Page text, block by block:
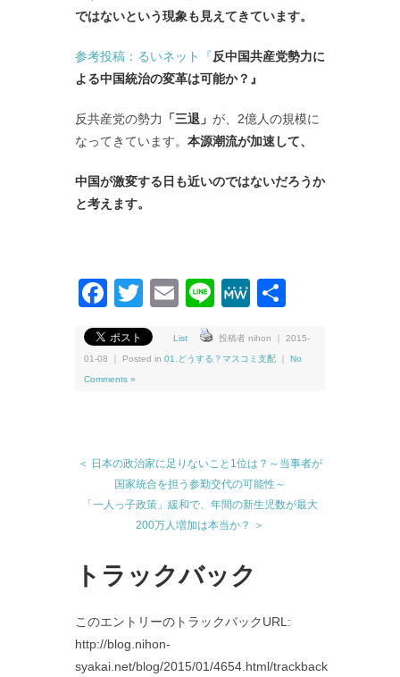
ではないという現象も見えてきています。
参考投稿：るいネット『反中国共産党勢力に
よる中国統治の変革は可能か？』
反共産党の勢力 「三退」 が、2億人の規模に
なってきています。 本源潮流が加速して、
中国が激変する日も近いのではないだろうか
と考えます。
Facebook
Twitter
EmailLineMeWe
List 投稿者 nihon ｜ 2015-
01-08 ｜ Posted in 01.どうする？マスコミ支配 No
Comments »
＜ 日本の政治家に足りないこと1位は？～当事者が
国家統合を担う参勤交代の可能性～
「一人っ子政策」緩和で、年間の新生児数が最大
200万人増加は本当か？ ＞
トラックバック
このエントリーのトラックバックURL:
http://blog.nihon-
syakai.net/blog/2015/01/4654.html/trackback